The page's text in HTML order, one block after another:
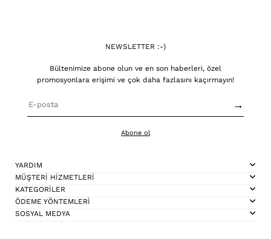
NEWSLETTER :-)
Bültenimize abone olun ve en son haberleri, özel
promosyonlara erişimi ve çok daha fazlasını kaçırmayın!
→
Abone ol
YARDIM
MÜŞTERİ HİZMETLERİ
KATEGORİLER
ÖDEME YÖNTEMLERİ
SOSYAL MEDYA